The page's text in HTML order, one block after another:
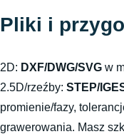
Pliki i
2D: DXF/DWG/SVG w
2.5D/rzeźby: STEP/
promienie/fazy,
grawerowania. Masz